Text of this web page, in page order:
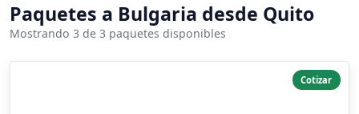
Paquetes a Bulgaria desde Quito
Mostrando 3 de 3 paquetes disponibles
Cotizar